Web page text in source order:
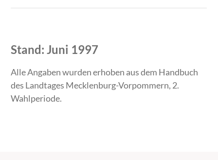
Stand: Juni 1997
Alle Angaben wurden erhoben aus dem Handbuch
des Landtages Mecklenburg-Vorpommern, 2.
Wahlperiode.